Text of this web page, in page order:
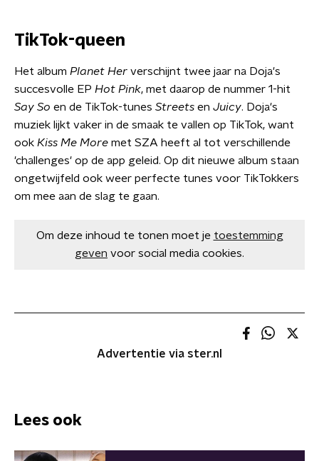
TikTok-queen
Het album Planet Her verschijnt twee jaar na Doja's
succesvolle EP Hot Pink, met daarop de nummer 1-hit
Say So en de TikTok-tunes Streets en Juicy. Doja's
muziek lijkt vaker in de smaak te vallen op TikTok, want
ook Kiss Me More met SZA heeft al tot verschillende
'challenges' op de app geleid. Op dit nieuwe album staan
ongetwijfeld ook weer perfecte tunes voor TikTokkers
om mee aan de slag te gaan.
Om deze inhoud te tonen moet je toestemming
geven voor social media cookies.
Advertentie via ster.nl
Lees ook